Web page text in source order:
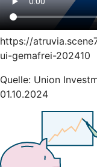
https://
ui-gemafrei-202410
Quelle: Union
01.10.2024